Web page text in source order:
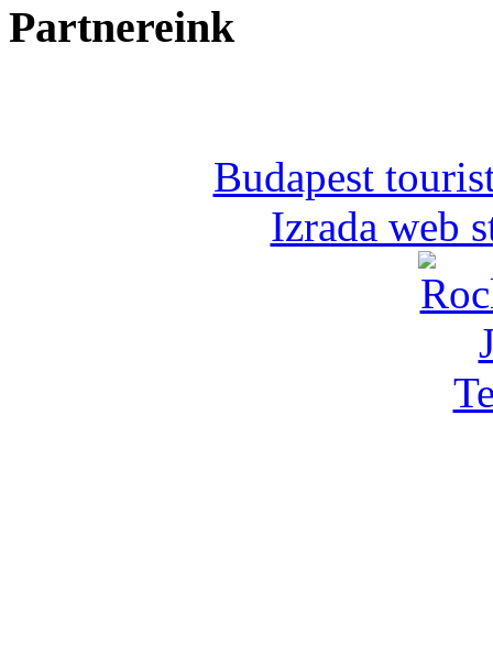
Partnereink
Budapest
Izrada web